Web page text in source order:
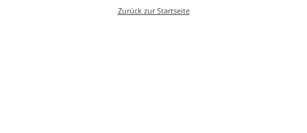
Zurück zur Startseite